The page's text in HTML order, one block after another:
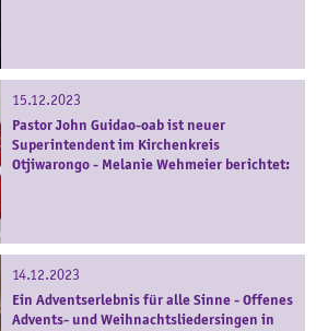
15.12.2023
Pastor John Guidao-oab ist neuer
Superintendent im Kirchenkreis
Otjiwarongo - Melanie Wehmeier berichtet:
14.12.2023
Ein Adventserlebnis für alle Sinne - Offenes
Advents- und Weihnachtsliedersingen in